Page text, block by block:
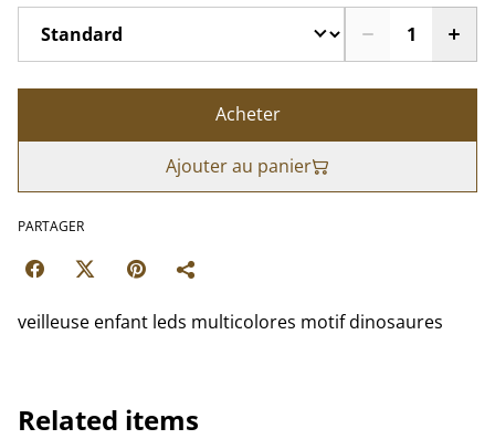
Acheter
Ajouter au panier
PARTAGER
veilleuse enfant leds multicolores motif dinosaures
Related items